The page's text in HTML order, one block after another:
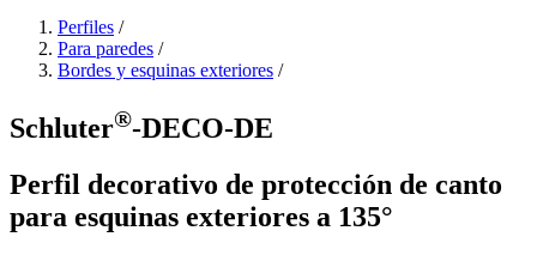
Perfiles /
Para paredes /
Bordes y esquinas exteriores /
Schluter®-DECO-DE
Perfil decorativo de protección de canto
para esquinas exteriores a 135°